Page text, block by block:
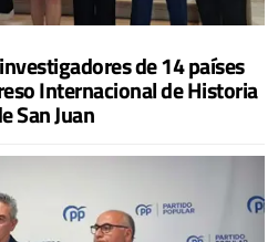
de 14 países
Internacional de Historia
San Juan